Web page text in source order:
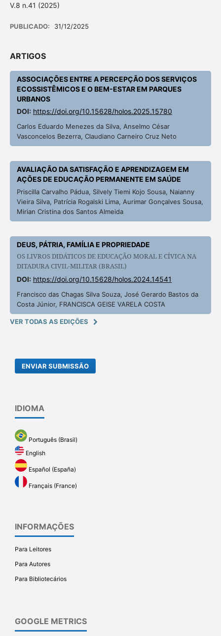
V.8 n.41 (2025)
PUBLICADO: 31/12/2025
ARTIGOS
ASSOCIAÇÕES ENTRE A PERCEPÇÃO DOS SERVIÇOS
ECOSSISTÊMICOS E O BEM-ESTAR EM PARQUES
URBANOS
DOI: https://doi.org/10.15628/holos.2025.15780
Carlos Eduardo Menezes da Silva, Anselmo César
Vasconcelos Bezerra, Claudiano Carneiro Cruz Neto
AVALIAÇÃO DA SATISFAÇÃO E APRENDIZAGEM EM
AÇÕES DE EDUCAÇÃO PERMANENTE EM SAÚDE
Priscilla Carvalho Pádua, Silvely Tiemi Kojo Sousa, Naianny
Vieira Silva, Patrícia Rogalski Lima, Aurimar Gonçalves Sousa,
Mirian Cristina dos Santos Almeida
DEUS, PÁTRIA, FAMÍLIA E PROPRIEDADE
OS LIVROS DIDÁTICOS DE EDUCAÇÃO MORAL E CÍVICA NA
DITADURA CIVIL-MILITAR (BRASIL)
DOI: https://doi.org/10.15628/holos.2024.14541
Francisco das Chagas Silva Souza, José Gerardo Bastos da
Costa Júnior, FRANCISCA GEISE VARELA COSTA
VER TODAS AS EDIÇÕES
ENVIAR SUBMISSÃO
IDIOMA
Português (Brasil)
English
Español (España)
Français (France)
INFORMAÇÕES
Para Leitores
Para Autores
Para Bibliotecários
GOOGLE METRICS